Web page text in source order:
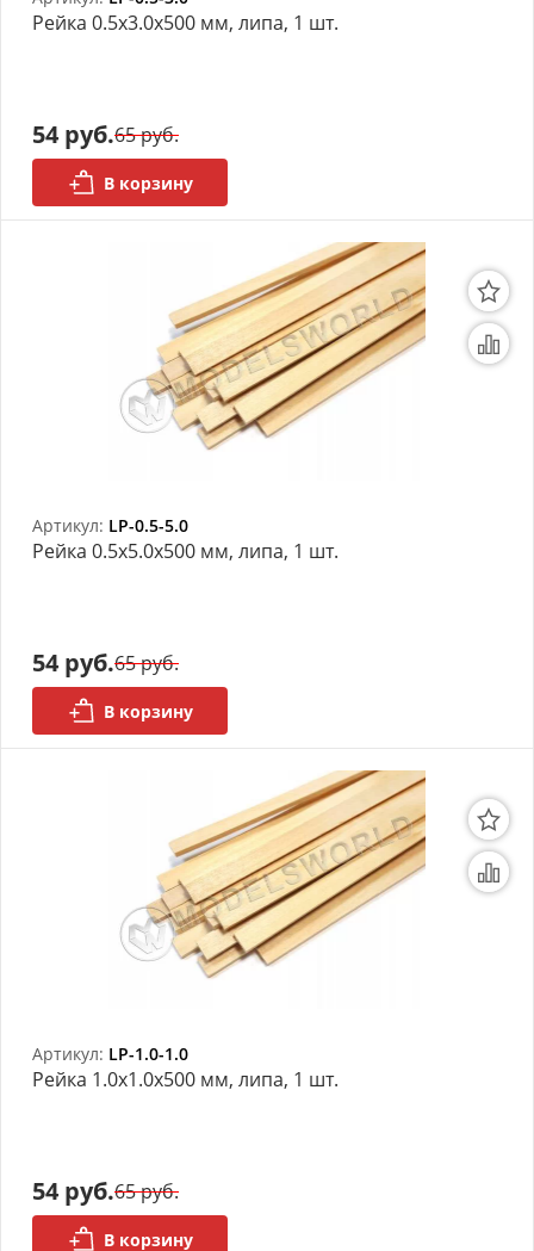
Рейка 0.5х3.0x500 мм, липа, 1 шт.
54 руб.65 руб.
В корзину
Артикул: LP-0.5-5.0
Рейка 0.5х5.0x500 мм, липа, 1 шт.
54 руб.65 руб.
В корзину
Артикул: LP-1.0-1.0
Рейка 1.0х1.0x500 мм, липа, 1 шт.
54 руб.65 руб.
В корзину